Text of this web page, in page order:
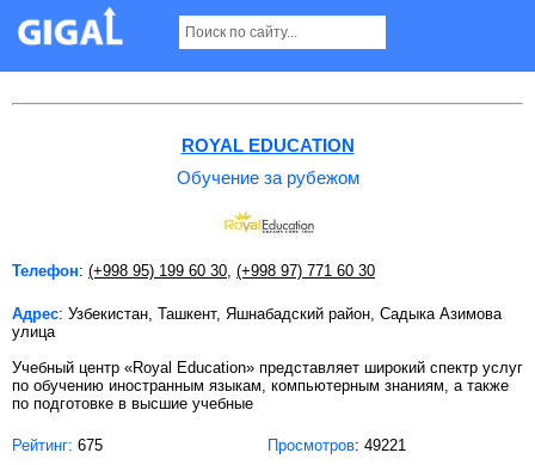
Обучение за рубежом в Ташкенте
ROYAL EDUCATION
Обучение за рубежом
Телефон: (+998 95) 199 60 30 (+998 97) 771 60 30
Адрес: Узбекистан, Ташкент, Яшнабадский район, Садыка Азимова
улица
Учебный центр «Royal Education» представляет широкий спектр услуг
по обучению иностранным языкам, компьютерным знаниям, а также
по подготовке в высшие учебные
Рейтинг: 675 Просмотров: 49221